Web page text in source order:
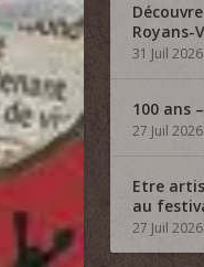
Royans-
31 Juil 2026
100 ans
27 Juil 2026
Etre
au
27 Juil 2026